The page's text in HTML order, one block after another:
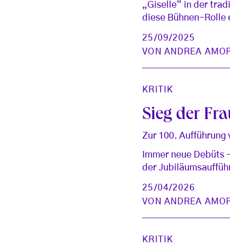
„Giselle“ in der
diese Bühnen-Rolle
25/09/2025
VON ANDREA
KRITIK
Sieg der
Zur 100. Aufführung
Immer neue
der
25/04/2026
VON ANDREA
KRITIK